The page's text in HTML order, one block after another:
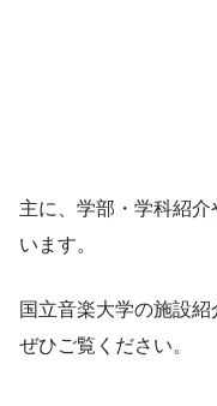
主に、学部・学科紹
います。
国立音楽大学の施設紹
ぜひご覧ください。